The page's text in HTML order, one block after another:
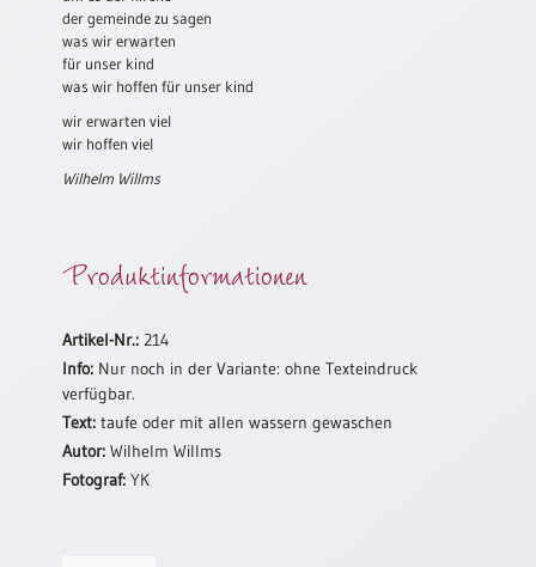
Trauung
Eheschliessung
neutrale
Urkunden
PC-
Urkunden
Poster
Neuerscheinungen
der gemeinde zu sagen
was wir erwarten
für unser kind
was wir hoffen für unser kind
wir erwarten viel
wir hoffen viel
Wilhelm Willms
Produktinformationen
Artikel-Nr.: 214
Info: Nur noch in der Variante: ohne Texteindruck
verfügbar.
Text: taufe oder mit allen wassern gewaschen
Autor: Wilhelm Willms
Fotograf: YK